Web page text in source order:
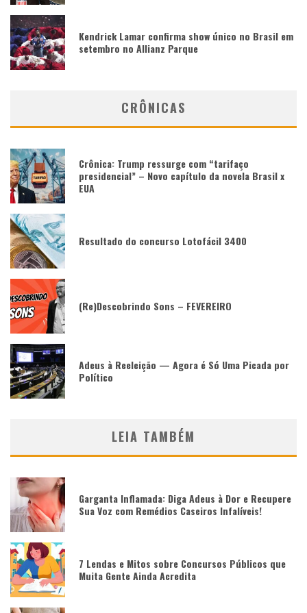
Kendrick Lamar confirma show único no Brasil em
setembro no Allianz Parque
CRÔNICAS
Crônica: Trump ressurge com “tarifaço
presidencial” – Novo capítulo da novela Brasil x
EUA
Resultado do concurso Lotofácil 3400
(Re)Descobrindo Sons – FEVEREIRO
Adeus à Reeleição — Agora é Só Uma Picada por
Político
LEIA TAMBÉM
Garganta Inflamada: Diga Adeus à Dor e Recupere
Sua Voz com Remédios Caseiros Infalíveis!
7 Lendas e Mitos sobre Concursos Públicos que
Muita Gente Ainda Acredita